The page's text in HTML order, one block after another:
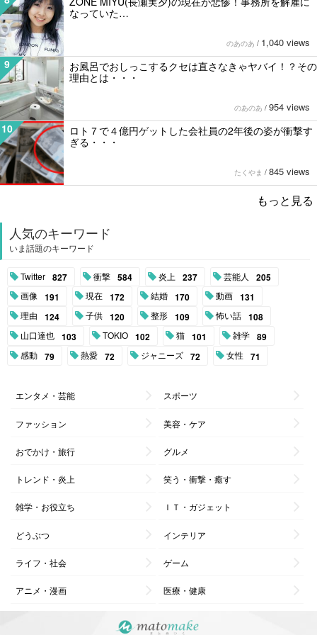
なっていた…
のあのあ / 1,040 views
9
お風呂でおしっこするクセは直さなきゃヤバイ！？その
理由とは・・・
のあのあ / 954 views
10
ロト７で４億円ゲットした会社員の2年後の姿が衝撃す
ぎる・・・
たくやま / 845 views
もっと見る
人気のキーワード
いま話題のキーワード
Twitter 827 衝撃 584 炎上 237 芸能人 205
画像 191 現在 172 結婚 170 動画 131
理由 124 子供 120 整形 109 怖い話 108
山口達也 103 TOKIO 102 猫 101 雑学 89
感動 79 熱愛 72 ジャニーズ 72 女性 71
エンタメ・芸能 スポーツ
ファッション 美容・ケア
おでかけ・旅行 グルメ
トレンド・炎上 笑う・衝撃・癒す
雑学・お役立ち ＩＴ・ガジェット
どうぶつ インテリア
ライフ・社会 ゲーム
アニメ・漫画 医療・健康